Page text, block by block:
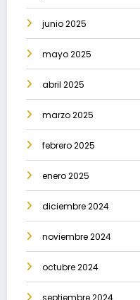
junio 2025
mayo 2025
abril 2025
marzo 2025
febrero 2025
enero 2025
diciembre 2024
noviembre 2024
octubre 2024
septiembre 2024